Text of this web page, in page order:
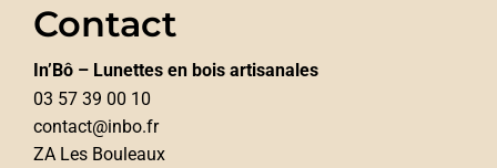
Contact
In’Bô – Lunettes en bois artisanales
03 57 39 00 10
contact@inbo.fr
ZA Les Bouleaux